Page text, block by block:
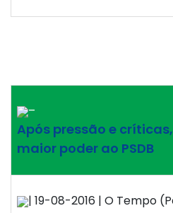
–
Após pressão e
maior poder ao PSDB
| 19-08-2016 | O Tempo